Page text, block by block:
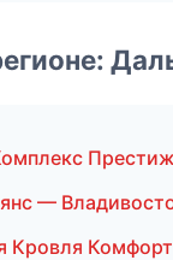
—
Кровля